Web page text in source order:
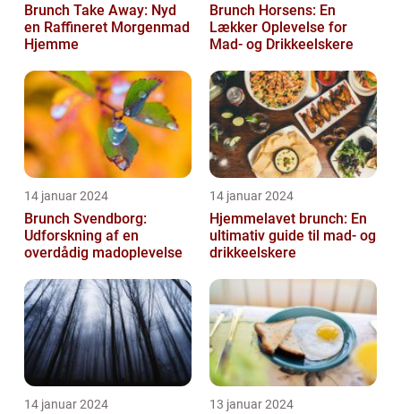
Brunch Take Away: Nyd
en Raffineret Morgenmad
Hjemme
Brunch Horsens: En
Lækker Oplevelse for
Mad- og Drikkeelskere
14 januar 2024
Brunch Svendborg:
Udforskning af en
overdådig madoplevelse
14 januar 2024
Hjemmelavet brunch: En
ultimativ guide til mad- og
drikkeelskere
14 januar 2024 13 januar 2024